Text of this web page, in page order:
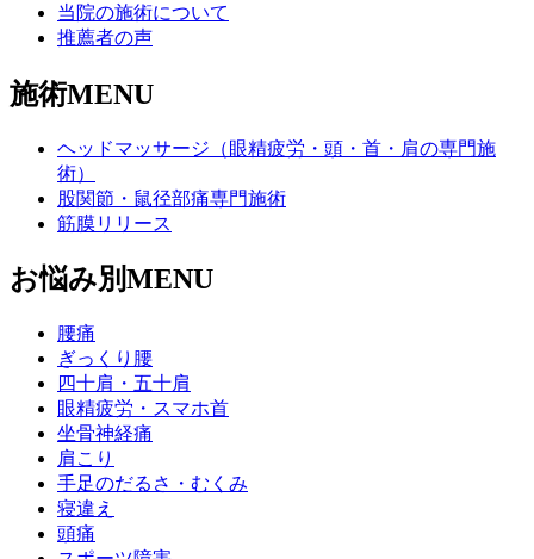
当院の施術について
推薦者の声
施術MENU
ヘッドマッサージ（眼精疲労・頭・首・肩の専門施
術）
股関節・鼠径部痛専門施術
筋膜リリース
お悩み別MENU
腰痛
ぎっくり腰
四十肩・五十肩
眼精疲労・スマホ首
坐骨神経痛
肩こり
手足のだるさ・むくみ
寝違え
頭痛